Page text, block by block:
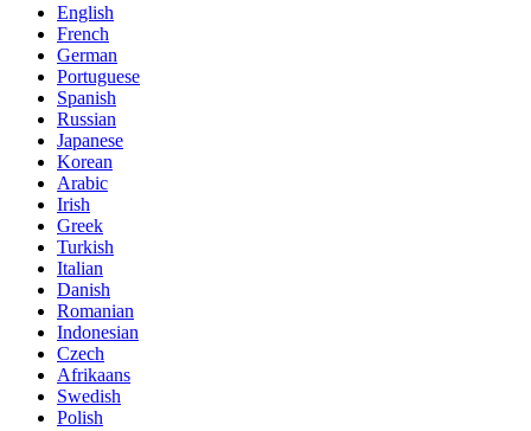
English
French
German
Portuguese
Spanish
Russian
Japanese
Korean
Arabic
Irish
Greek
Turkish
Italian
Danish
Romanian
Indonesian
Czech
Afrikaans
Swedish
Polish